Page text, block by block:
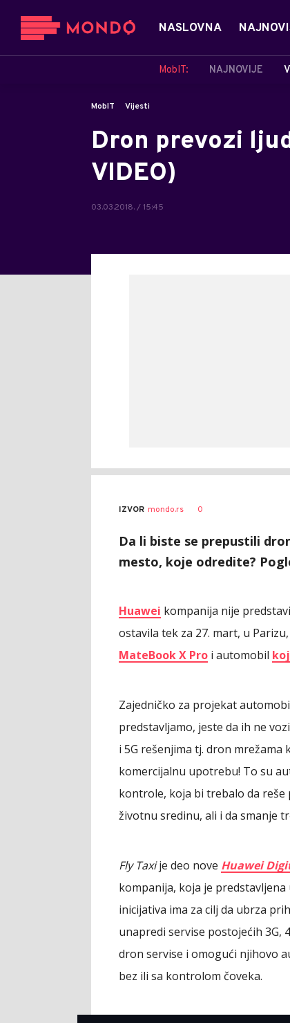
NASLOVNA
MobIT: NAJNOVIJE
MobIT Vijesti
Dron prevozi
VIDEO)
03.03.2018. / 15:45
IZVOR mondo.rs 0
Da li biste se prepustili
mesto, koje odredite?
Huawei kompanija nije
ostavila tek za 27. mart, u
MateBook X Pro i automobil
Zajedničko za projekat
predstavljamo, jeste da ih ne
i 5G rešenjima tj. dron
komercijalnu upotrebu! To su
kontrole, koja bi trebalo da reše
životnu sredinu, ali i da smanje
Fly Taxije deo nove Huawei
kompanija, koja je
inicijativa ima za cilj da ubrza
unapredi servise postojećih 3G,
dron servise i omogući njihovo
bez ili sa kontrolom čoveka.